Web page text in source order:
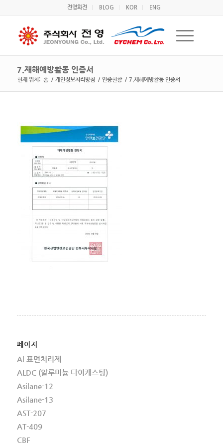
전영화전 BLOG KOR ENG
7.재해예방활동 인증서
현재 위치: 홈 / 개인정보처리방침 / 인증현황 / 7.재해예방활동 인증서
페이지
Al 표면처리제
ALDC (알루미늄 다이캐스팅)
Asilane-12
Asilane-13
AST-207
AT-409
CBF